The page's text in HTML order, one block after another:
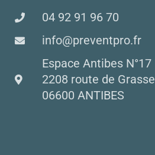
04 92 91 96 70
info@preventpro.fr
Espace Antibes N°17
2208 route de Grasse
06600 ANTIBES